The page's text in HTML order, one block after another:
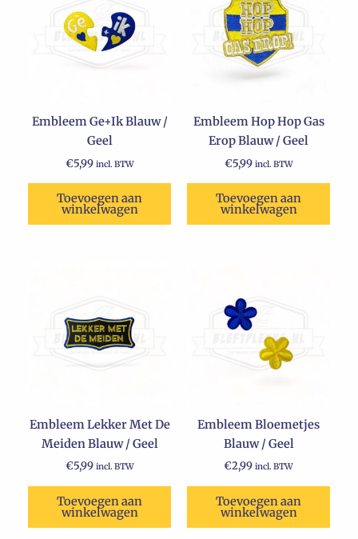
Embleem Ge+Ik Blauw /
Geel
€5,99 incl. BTW
Toevoegen aan
winkelwagen
Embleem Hop Hop Gas
Erop Blauw / Geel
€5,99 incl. BTW
Toevoegen aan
winkelwagen
Embleem Lekker Met De
Meiden Blauw / Geel
€5,99 incl. BTW
Toevoegen aan
winkelwagen
Embleem Bloemetjes
Blauw / Geel
€2,99 incl. BTW
Toevoegen aan
winkelwagen